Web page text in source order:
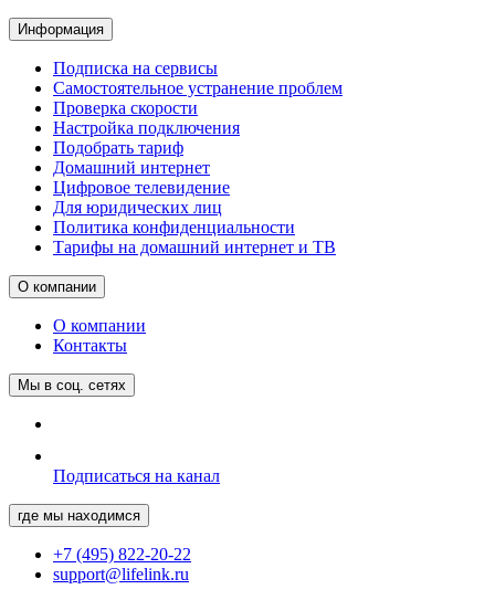
Информация
Подписка на сервисы
Самостоятельное устранение проблем
Проверка скорости
Настройка подключения
Подобрать тариф
Домашний интернет
Цифровое телевидение
Для юридических лиц
Политика конфиденциальности
Тарифы на домашний интернет и ТВ
О компании
О компании
Контакты
Мы в соц. сетях
Подписаться на канал
где мы находимся
+7 (495) 822-20-22
support@lifelink.ru